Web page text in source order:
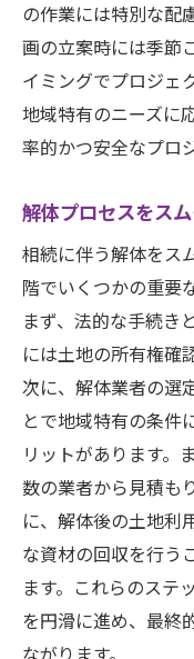
の作業には特別な配
画の立案時には季節
イミングでプロジェ
地域特有のニーズに
率的かつ安全なプロ
解体プロセスをス
相続に伴う解体をス
階でいくつかの重要
まず、法的な手続き
には土地の所有権確
次に、解体業者の選
とで地域特有の条件
リットがあります。
数の業者から見積も
に、解体後の土地利
な資材の回収を行う
ます。これらのステ
を円滑に進め、最終
ながります。